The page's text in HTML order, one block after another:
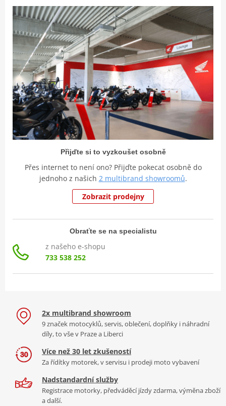
Přijďte si to vyzkoušet osobně
Přes internet to není ono? Přijďte pokecat osobně do
jednoho z našich 2 multibrand showroomů.
Zobrazit prodejny
Obraťte se na specialistu
z našeho e-shopu
733 538 252
2x multibrand showroom
9 značek motocyklů, servis, oblečení, doplňky i náhradní
díly, to vše v Praze a Liberci
Více než 30 let zkušeností
Za řídítky motorek, v servisu i prodeji moto vybavení
Nadstandardní služby
Registrace motorky, předváděcí jízdy zdarma, výměna zboží
a další.